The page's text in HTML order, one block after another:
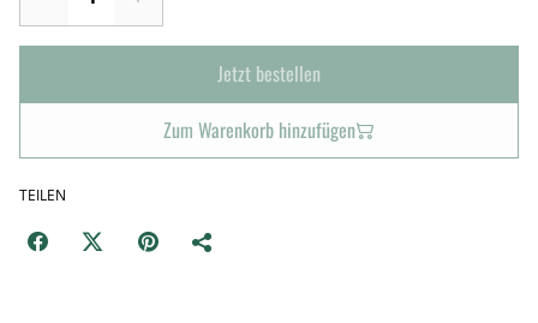
Jetzt bestellen
Zum Warenkorb hinzufügen
TEILEN